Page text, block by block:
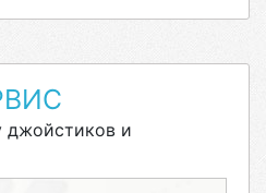
джойстиков и